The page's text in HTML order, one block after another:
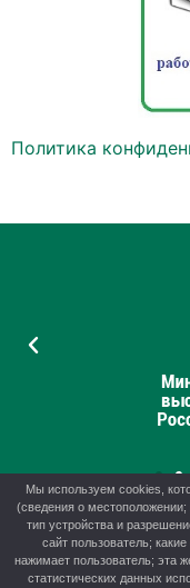
Политика
© 2012-2026 г.
Мы используем cookies,
(сведения о
тип устройства и
сайт пользователь;
нажимает пользователь; эта
статистических данных